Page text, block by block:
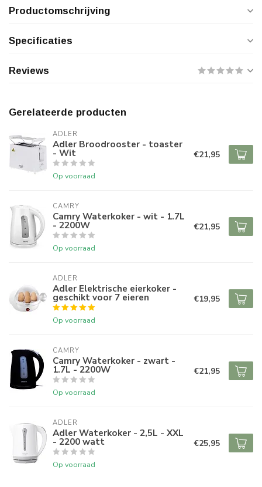
Productomschrijving
Specificaties
Reviews
Gerelateerde producten
ADLER
Adler Broodrooster - toaster
- Wit
Op voorraad
€21,95
CAMRY
Camry Waterkoker - wit - 1.7L
- 2200W
Op voorraad
€21,95
ADLER
Adler Elektrische eierkoker -
geschikt voor 7 eieren
Op voorraad
€19,95
CAMRY
Camry Waterkoker - zwart -
1.7L - 2200W
Op voorraad
€21,95
ADLER
Adler Waterkoker - 2,5L - XXL
- 2200 watt
Op voorraad
€25,95